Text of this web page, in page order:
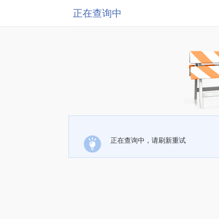
正在查询中
正在查询中，请刷新重试